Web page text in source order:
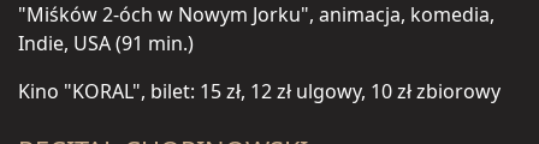
"Miśków 2-óch w Nowym Jorku", animacja, komedia,
Indie, USA (91 min.)
Kino "KORAL", bilet: 15 zł, 12 zł ulgowy, 10 zł zbiorowy